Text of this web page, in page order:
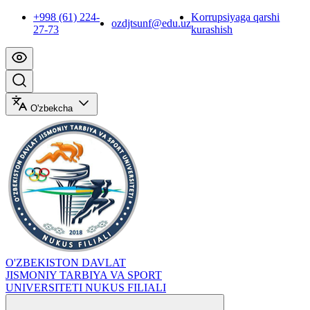
+998 (61) 224-
27-73
ozdjtsunf@edu.uz
Korrupsiyaga qarshi
kurashish
O'zbekcha
O'ZBEKISTON DAVLAT
JISMONIY TARBIYA VA SPORT
UNIVERSITETI NUKUS FILIALI